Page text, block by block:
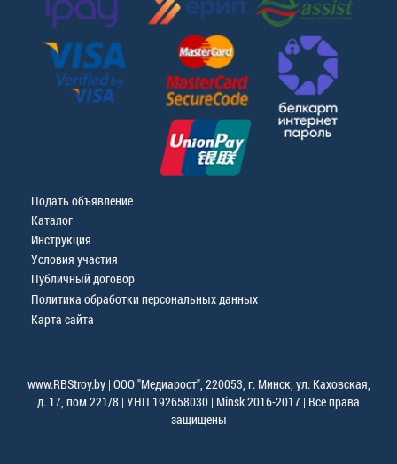
Подать объявление
Каталог
Инструкция
Условия участия
Публичный договор
Политика обработки персональных данных
Карта сайта
www.RBStroy.by | ООО "Медиарост", 220053, г. Минск, ул. Каховская,
д. 17, пом 221/8 | УНП 192658030 | Minsk 2016-2017 | Все права
защищены